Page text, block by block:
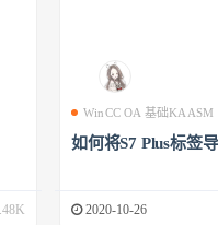
WinCC OA 基础KAASM
如何将S7 Plus标签
2020-10-26